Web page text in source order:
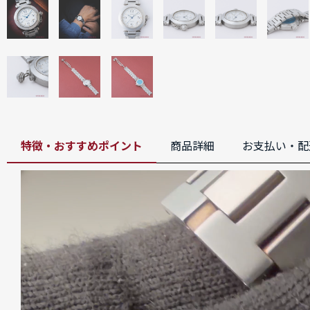
特徴・おすすめポイント 商品詳細 お支払い・